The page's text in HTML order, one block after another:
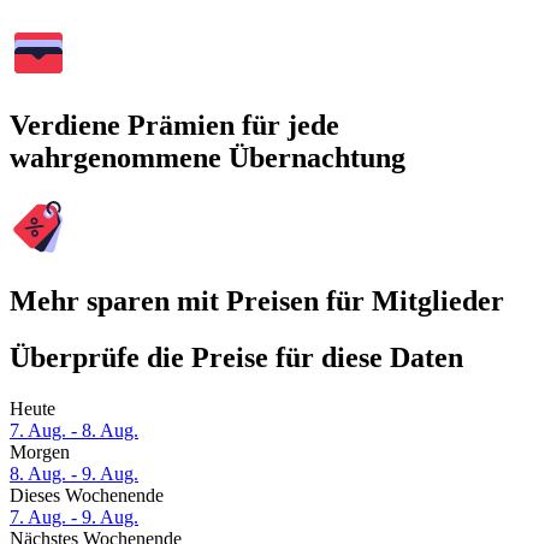
Verdiene Prämien für jede
wahrgenommene Übernachtung
Mehr sparen mit Preisen für Mitglieder
Überprüfe die Preise für diese Daten
Heute
7. Aug. - 8. Aug.
Morgen
8. Aug. - 9. Aug.
Dieses Wochenende
7. Aug. - 9. Aug.
Nächstes Wochenende